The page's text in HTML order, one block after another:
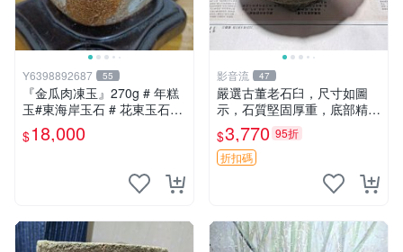
Y6398892687 55
『金瓜肉凍玉』270g # 年糕
玉#東海岸玉石 # 花東玉石#
總統石#台灣藍寶
$18,000
影音流 47
嚴選古董老石臼，尺寸如圖
示，石質堅固厚重，底部精雕
花紋，錘頭完好無損。適合收
藏或實用。 石臼 收藏 錘頭
$3,770 95折
折扣碼